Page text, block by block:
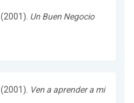
(2001). Un Buen Negocio
(2001). Ven a aprender a mi